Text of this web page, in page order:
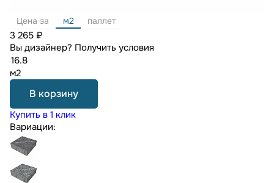
Цена за м2 паллет
3 265 ₽
Вы дизайнер? Получить условия
м2
В корзину
Купить в 1 клик
Вариации: